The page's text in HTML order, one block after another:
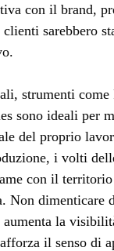
con il brand,
sarebbero
strumenti come
sono ideali per
del proprio
i volti
con il territorio
Non dimenticare
la
il senso di